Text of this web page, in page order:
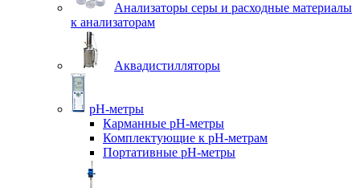
Анализаторы серы и расходные материалы
к анализаторам
Аквадистилляторы
pH-метры
Карманные pH-метры
Комплектующие к pH-метрам
Портативные pH-метры